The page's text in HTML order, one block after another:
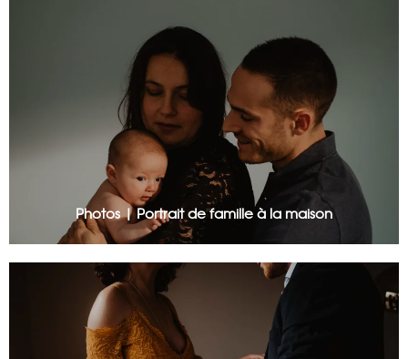
Photos | Portrait de famille à la maison